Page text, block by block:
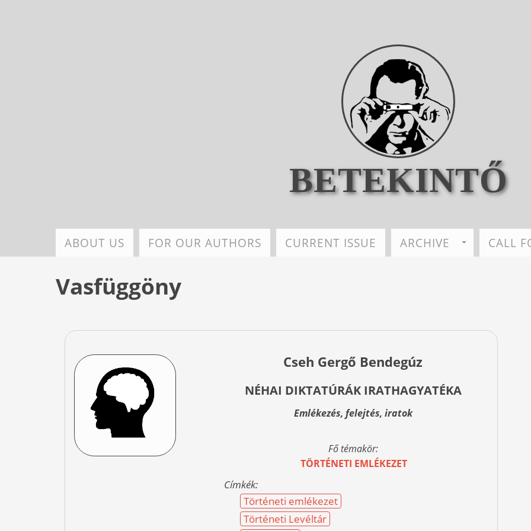
BETEKINTŐ
ABOUT US FOR OUR AUTHORS CURRENT ISSUE ARCHIVE CALL
Vasfüggöny
Cseh Gergő Bendegúz
NÉHAI DIKTATÚRÁK IRATHAGYATÉKA
Emlékezés, felejtés, iratok
Fő témakör:
TÖRTÉNETI EMLÉKEZET
Címkék:
Történeti emlékezet
Történeti Levéltár